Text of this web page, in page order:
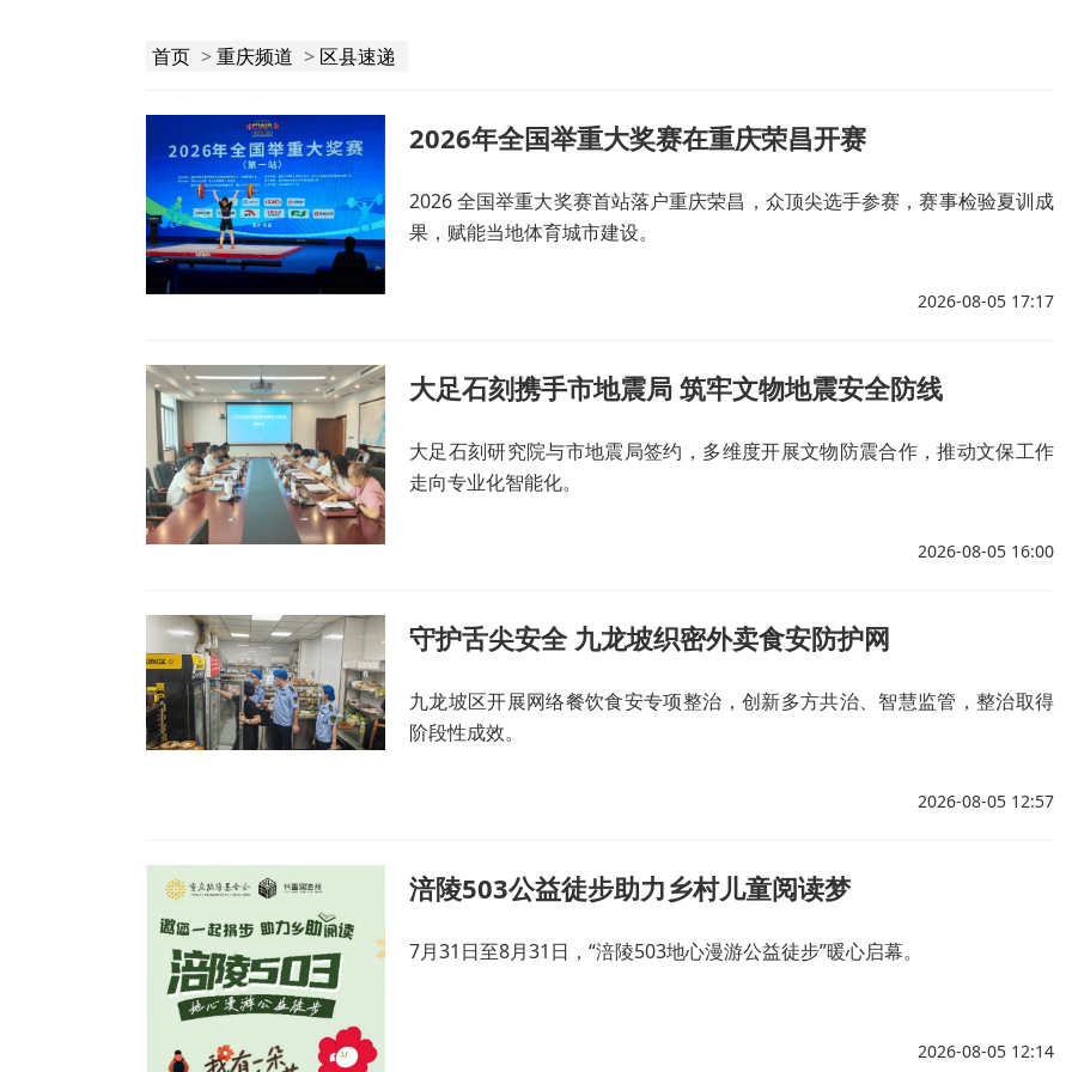
首页 >重庆频道 > 区县速递
2026年全国举重大奖赛在重庆荣昌开赛
2026 全国举重大奖赛首站落户重庆荣昌，众顶尖选手参赛，赛事检验夏训成
果，赋能当地体育城市建设。
2026-08-05 17:17
大足石刻携手市地震局 筑牢文物地震安全防线
大足石刻研究院与市地震局签约，多维度开展文物防震合作，推动文保工作
走向专业化智能化。
2026-08-05 16:00
守护舌尖安全 九龙坡织密外卖食安防护网
九龙坡区开展网络餐饮食安专项整治，创新多方共治、智慧监管，整治取得
阶段性成效。
2026-08-05 12:57
涪陵503公益徒步助力乡村儿童阅读梦
7月31日至8月31日，“涪陵503地心漫游公益徒步”暖心启幕。
2026-08-05 12:14